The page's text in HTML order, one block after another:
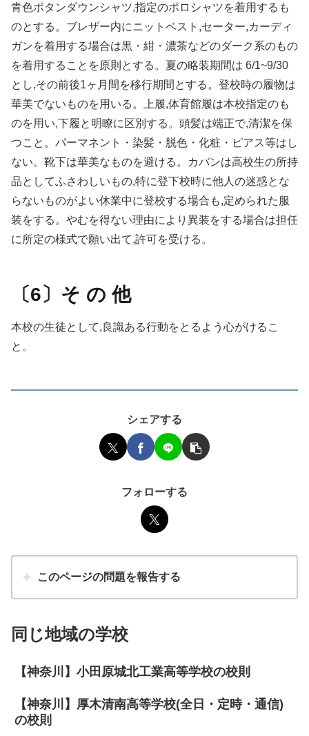
青色ボタンダウンシャツ,指定のポロシャツを着用するも
のとする。ブレザー内にニットベスト,セーター,カーディ
ガンを着用する場合は黒・紺・濃茶などのダーク系のもの
を着用することを原則とする。夏の略装期間は 6/1~9/30
とし,その前後1ヶ月間を移行期間とする。登校時の履物は
華美でないものを用いる。上履,体育館履は本校指定のも
のを用い,下履と明瞭に区別する。頭髪は端正で,清潔を保
つこと。パーマネント・染髪・脱色・化粧・ピアス等はし
ない。靴下は華美なものを避ける。カバンは高校生の所持
品としてふさわしいもの,特に登下校時に他人の迷惑とな
らないものがよい休業中に登校する場合も,定められた服
装をする。やむを得ない理由により異装をする場合は担任
に所定の様式で願い出て,許可を受ける。
〔6〕そ の 他
本校の生徒として,良識ある行動をとるよう心がけるこ
と。
シェアする
フォローする
このページの問題を報告する
同じ地域の学校
【神奈川】小田原城北工業高等学校の校則
【神奈川】厚木清南高等学校(全日・定時・通信)
の校則